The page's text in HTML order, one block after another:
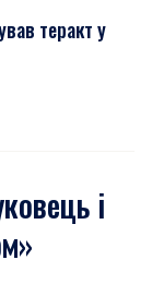
теракт у
і